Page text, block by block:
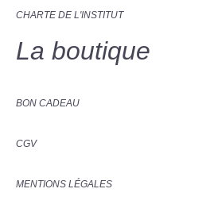
CHARTE DE L'INSTITUT
La boutique
BON CADEAU
CGV
MENTIONS LÉGALES